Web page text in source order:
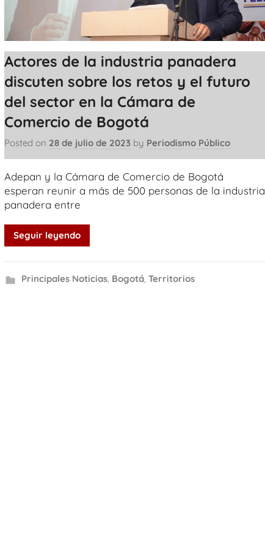
Actores de la industria panadera
discuten sobre los retos y el futuro
del sector en la Cámara de
Comercio de Bogotá
Posted on 28 de julio de 2023 by Periodismo Público
Adepan y la Cámara de Comercio de Bogotá
esperan reunir a más de 500 personas de la industria
panadera entre
Seguir leyendo
Principales Noticias, Bogotá, Territorios